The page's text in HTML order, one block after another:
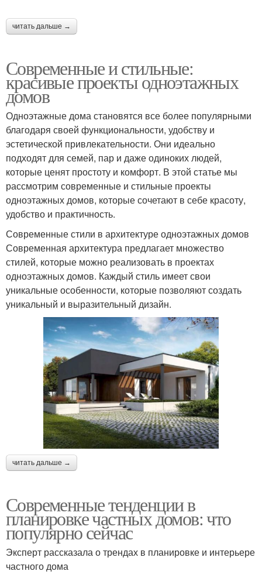
читать дальше →
Современные и стильные:
красивые проекты одноэтажных
домов
Одноэтажные дома становятся все более популярными
благодаря своей функциональности, удобству и
эстетической привлекательности. Они идеально
подходят для семей, пар и даже одиноких людей,
которые ценят простоту и комфорт. В этой статье мы
рассмотрим современные и стильные проекты
одноэтажных домов, которые сочетают в себе красоту,
удобство и практичность.
Современные стили в архитектуре одноэтажных домов
Современная архитектура предлагает множество
стилей, которые можно реализовать в проектах
одноэтажных домов. Каждый стиль имеет свои
уникальные особенности, которые позволяют создать
уникальный и выразительный дизайн.
читать дальше →
Современные тенденции в
планировке частных домов: что
популярно сейчас
Эксперт рассказала о трендах в планировке и интерьере
частного дома